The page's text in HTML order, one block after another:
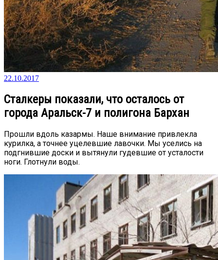
22.10.2017
Сталкеры показали, что осталось от
города Аральск-7 и полигона Бархан
Прошли вдоль казармы. Наше внимание привлекла
курилка, а точнее уцелевшие лавочки. Мы уселись на
подгнившие доски и вытянули гудевшие от усталости
ноги. Глотнули воды.